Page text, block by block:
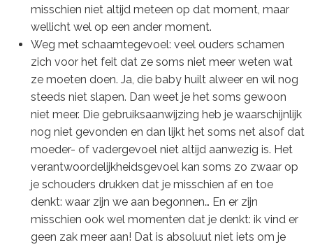
misschien niet altijd meteen op dat moment, maar
wellicht wel op een ander moment.
Weg met schaamtegevoel: veel ouders schamen
zich voor het feit dat ze soms niet meer weten wat
ze moeten doen. Ja, die baby huilt alweer en wil nog
steeds niet slapen. Dan weet je het soms gewoon
niet meer. Die gebruiksaanwijzing heb je waarschijnlijk
nog niet gevonden en dan lijkt het soms net alsof dat
moeder- of vadergevoel niet altijd aanwezig is. Het
verantwoordelijkheidsgevoel kan soms zo zwaar op
je schouders drukken dat je misschien af en toe
denkt: waar zijn we aan begonnen… En er zijn
misschien ook wel momenten dat je denkt: ik vind er
geen zak meer aan! Dat is absoluut niet iets om je